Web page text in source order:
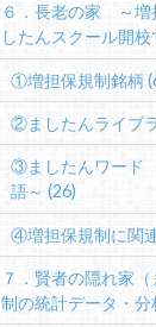
６．長老の家 ～増
したんスクール開
①増担保規制銘柄
②ましたんライブ
③ましたんワード
語～ (26)
④増担保規制に関
７．賢者の隠れ家
制の統計データ・